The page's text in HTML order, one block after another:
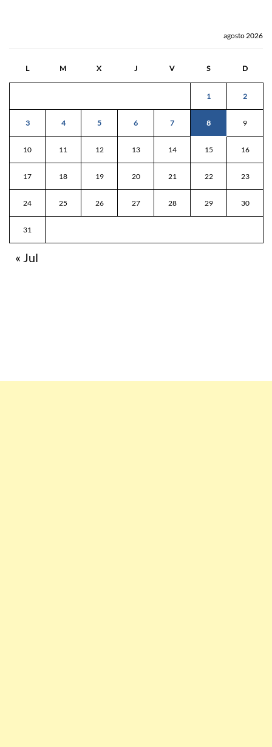
agosto 2026
L M X J V S D
1 2
3 4 5 6 7 8 9
10 11 12 13 14 15 16
17 18 19 20 21 22 23
24 25 26 27 28 29 30
31
« Jul